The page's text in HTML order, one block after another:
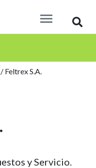
/ Feltrex S.A.
y Servicio.